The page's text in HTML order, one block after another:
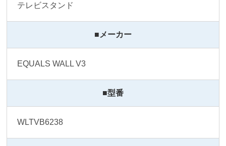
テレビスタンド
■メーカー
EQUALS WALL V3
■型番
WLTVB6238